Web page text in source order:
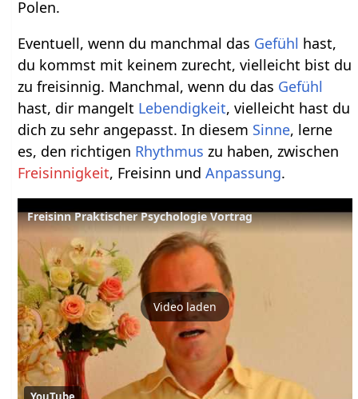
Polen.
Eventuell, wenn du manchmal das Gefühl hast,
du kommst mit keinem zurecht, vielleicht bist du
zu freisinnig. Manchmal, wenn du das Gefühl
hast, dir mangelt Lebendigkeit, vielleicht hast du
dich zu sehr angepasst. In diesem Sinne, lerne
es, den richtigen Rhythmus zu haben, zwischen
Freisinnigkeit, Freisinn undAnpassung.
Freisinn Praktischer Psychologie Vortrag
Video laden